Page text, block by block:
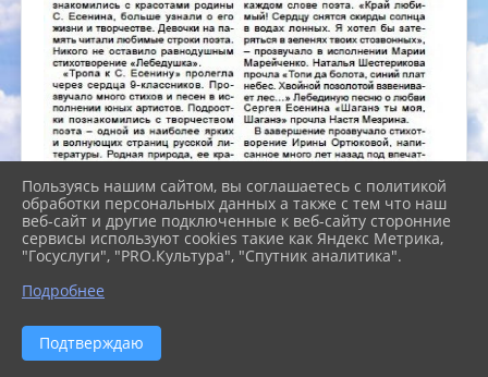
Пользуясь нашим сайтом, вы соглашаетесь с политикой
обработки персональных данных а также с тем что наш
веб-сайт и другие подключенные к веб-сайту сторонние
сервисы используют cookies такие как Яндекс Метрика,
"Госуслуги", "PRO.Культура", "Спутник аналитика".
Подробнее
Подтверждаю